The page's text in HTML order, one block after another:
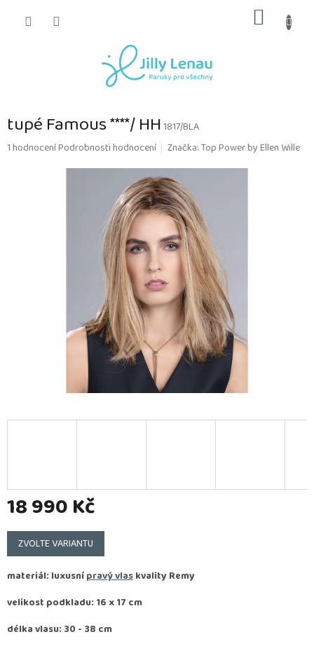
KOŠÍK
tupé Famous ****/ HH1817/BLA
Průměrné
1 hodnoceníPodrobnosti hodnocení Značka:Top Power by Ellen Wille
18 990 Kč
Měrná
cena:
ZVOLTE VARIANTU
materiál: luxusnípravý vlaskvality Remy
velikost podkladu: 16 x 17 cm
délka vlasu: 30 - 38 cm